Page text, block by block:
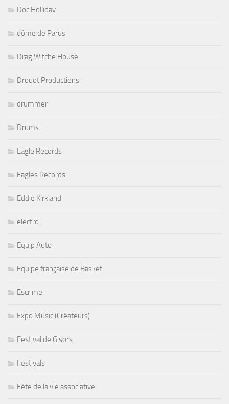
Doc Holliday
dôme de Parus
Drag Witche House
Drouot Productions
drummer
Drums
Eagle Records
Eagles Records
Eddie Kirkland
electro
Equip Auto
Equipe française de Basket
Escrime
Expo Music (Créateurs)
Festival de Gisors
Festivals
Fête de la vie associative